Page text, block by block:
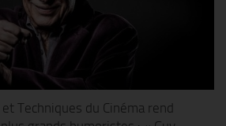
et Techniques du Cinéma rend